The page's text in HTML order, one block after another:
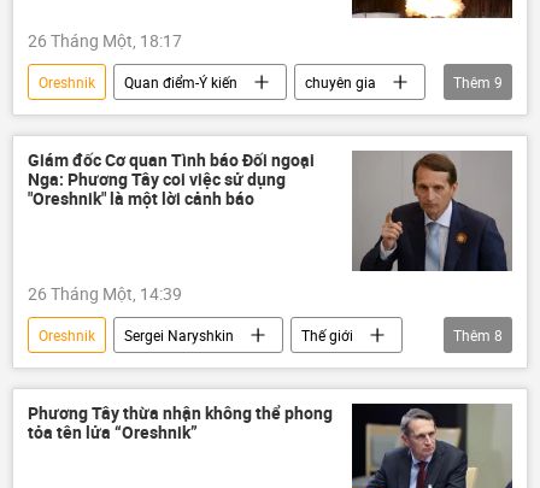
26 Tháng Một, 18:17
Oreshnik Quan điểm-Ý kiến
chuyên gia
Sergei Naryshkin
Nga
NATO
phương Tây
Quân sự
Poseidon
Burevestnik
Thêm 9
Giám đốc Cơ quan Tình báo Đối ngoại
Nga: Phương Tây coi việc sử dụng
"Oreshnik" là một lời cảnh báo
26 Tháng Một, 14:39
Oreshnik Sergei Naryshkin
Thế giới
Chính trị
Quân sự
Nga
Cơ quan Tình báo đối ngoại Nga (SVR)
phương Tây
NATO
Thêm 8
Phương Tây thừa nhận không thể phong
tỏa tên lửa “Oreshnik”